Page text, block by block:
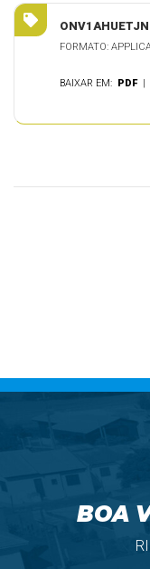
FORMATO:
BAIXAR EM: PDF
BOA